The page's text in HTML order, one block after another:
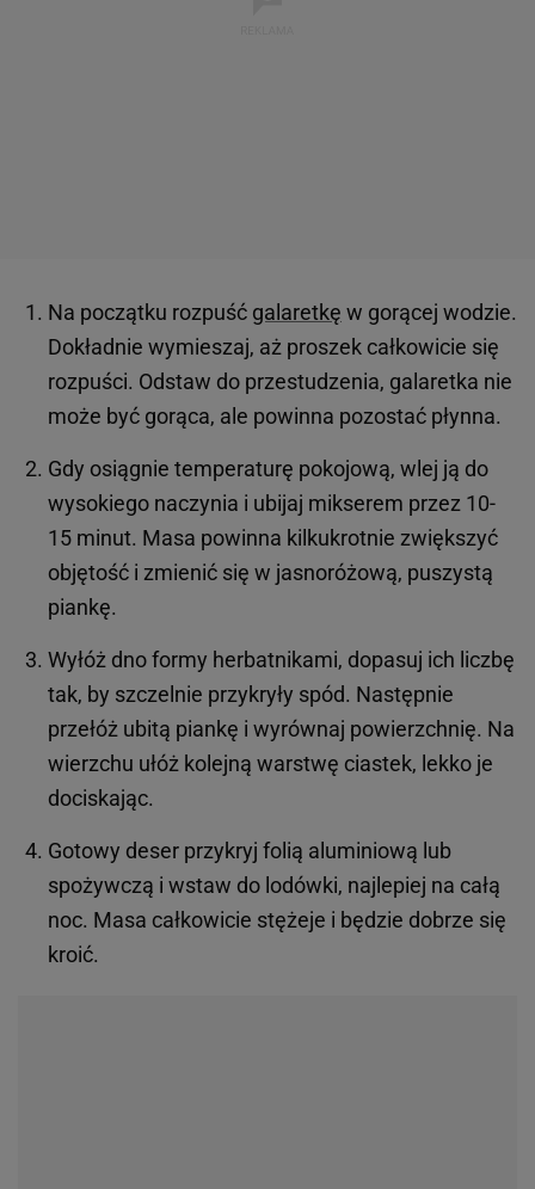
Na początku rozpuść galaretkę w gorącej wodzie.
Dokładnie wymieszaj, aż proszek całkowicie się
rozpuści. Odstaw do przestudzenia, galaretka nie
może być gorąca, ale powinna pozostać płynna.
Gdy osiągnie temperaturę pokojową, wlej ją do
wysokiego naczynia i ubijaj mikserem przez 10-
15 minut. Masa powinna kilkukrotnie zwiększyć
objętość i zmienić się w jasnoróżową, puszystą
piankę.
Wyłóż dno formy herbatnikami, dopasuj ich liczbę
tak, by szczelnie przykryły spód. Następnie
przełóż ubitą piankę i wyrównaj powierzchnię. Na
wierzchu ułóż kolejną warstwę ciastek, lekko je
dociskając.
Gotowy deser przykryj folią aluminiową lub
spożywczą i wstaw do lodówki, najlepiej na całą
noc. Masa całkowicie stężeje i będzie dobrze się
kroić.